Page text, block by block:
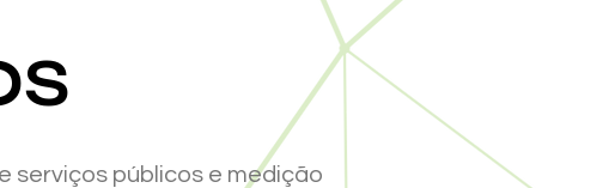
serviços públicos e medição